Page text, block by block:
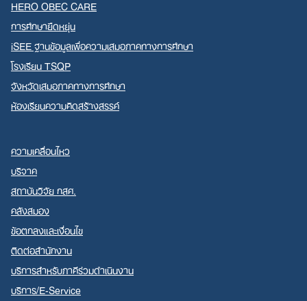
HERO OBEC CARE
การศึกษายืดหยุ่น
iSEE ฐานข้อมูลเพื่อความเสมอภาคทางการศึกษา
โรงเรียน TSQP
จังหวัดเสมอภาคทางการศึกษา
ห้องเรียนความคิดสร้างสรรค์
ความเคลื่อนไหว
บริจาค
สถาบันวิจัย กสศ.
คลังสมอง
ข้อตกลงและเงื่อนไข
ติดต่อสำนักงาน
บริการสำหรับภาคีร่วมดำเนินงาน
บริการ/E-Service